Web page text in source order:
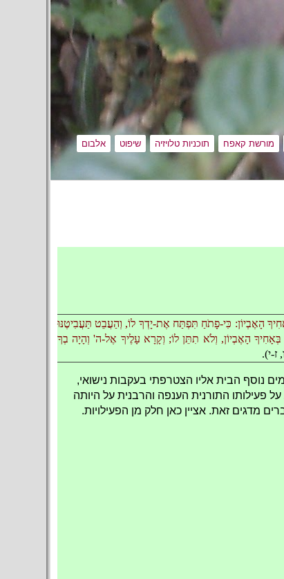
מורשת קאפח תוכניות טלויזיה שיפוט אלבום
הָאֶבְיוֹן: כִּי-פָתֹחַ תִּפְתַּח אֶת-יָדְךָ לוֹ, וְהַעֲבֵט תַּעֲבִיטֶנּוּ
הָאֶבְיוֹן, וְלֹא תִתֵּן לוֹ; וְקָרָא עָלֶיךָ אֶל-ה' וְהָיָה בְךָ
ז-י).
נוסף הבית אליו הצטרפתי בעקבות נישואי,
פעילותו התורנית הענפה והרבנית על היותה
מדגים זאת. אציין כאן חלק מן הפעילויות.